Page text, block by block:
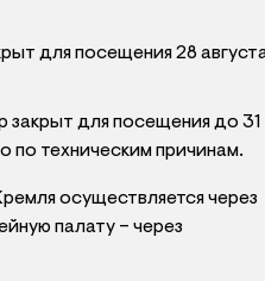
для посещения 28
закрыт для посещения до 31
по техническим причинам.
осуществляется через
палату – через